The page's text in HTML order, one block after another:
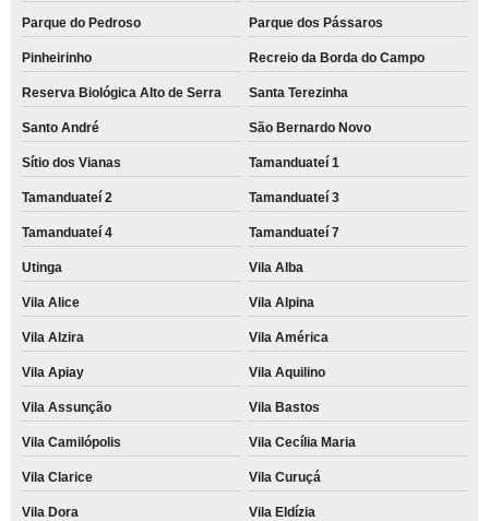
Parque do Pedroso Parque dos Pássaros
Pinheirinho Recreio da Borda do Campo
Reserva Biológica Alto de Serra Santa Terezinha
Santo André São Bernardo Novo
Sítio dos Vianas Tamanduateí 1
Tamanduateí 2 Tamanduateí 3
Tamanduateí 4 Tamanduateí 7
Utinga Vila Alba
Vila Alice Vila Alpina
Vila Alzira Vila América
Vila Apiay Vila Aquilino
Vila Assunção Vila Bastos
Vila Camilópolis Vila Cecília Maria
Vila Clarice Vila Curuçá
Vila Dora Vila Eldízia